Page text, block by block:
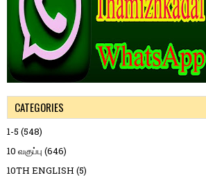
CATEGORIES
1-5 (548)
10 வகுப்பு (646)
10TH ENGLISH (5)